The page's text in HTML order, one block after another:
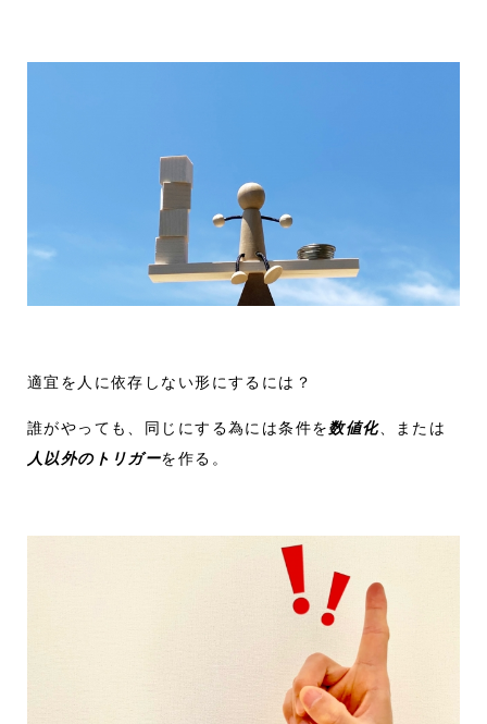
適宜を人に依存しない形にするには？
誰がやっても、同じにする為には条件を数値化、または
人以外のトリガーを作る。